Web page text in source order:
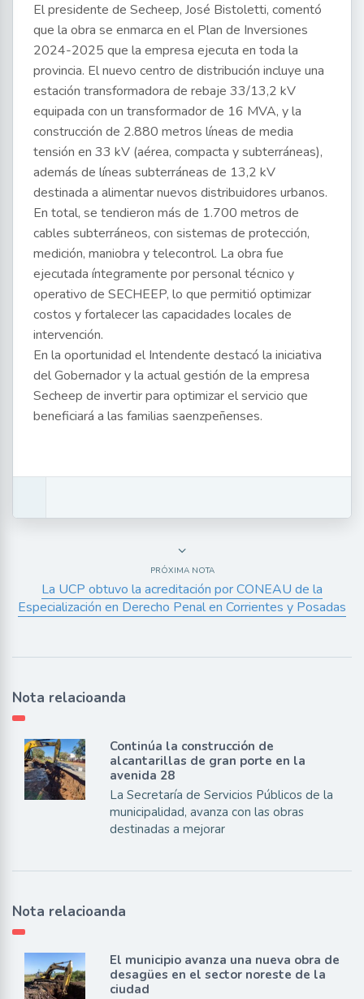
El presidente de Secheep, José Bistoletti, comentó
que la obra se enmarca en el Plan de Inversiones
2024-2025 que la empresa ejecuta en toda la
provincia. El nuevo centro de distribución incluye una
estación transformadora de rebaje 33/13,2 kV
equipada con un transformador de 16 MVA, y la
construcción de 2.880 metros líneas de media
tensión en 33 kV (aérea, compacta y subterráneas),
además de líneas subterráneas de 13,2 kV
destinada a alimentar nuevos distribuidores urbanos.
En total, se tendieron más de 1.700 metros de
cables subterráneos, con sistemas de protección,
medición, maniobra y telecontrol. La obra fue
ejecutada íntegramente por personal técnico y
operativo de SECHEEP, lo que permitió optimizar
costos y fortalecer las capacidades locales de
intervención.
En la oportunidad el Intendente destacó la iniciativa
del Gobernador y la actual gestión de la empresa
Secheep de invertir para optimizar el servicio que
beneficiará a las familias saenzpeñenses.
PRÓXIMA NOTA
La UCP obtuvo la acreditación por CONEAU de la
Especialización en Derecho Penal en Corrientes y Posadas
Nota relacioanda
Continúa la construcción de
alcantarillas de gran porte en la
avenida 28
La Secretaría de Servicios Públicos de la
municipalidad, avanza con las obras
destinadas a mejorar
Nota relacioanda
El municipio avanza una nueva obra de
desagües en el sector noreste de la
ciudad